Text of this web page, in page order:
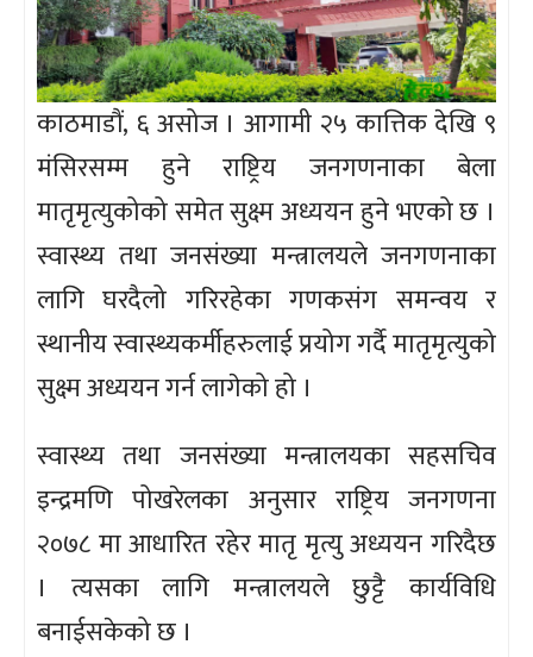
काठमाडौं, ६ असोज । आगामी २५ कात्तिक देखि ९
मंसिरसम्म हुने राष्ट्रिय जनगणनाका बेला
मातृमृत्युकोको समेत सुक्ष्म अध्ययन हुने भएको छ ।
स्वास्थ्य तथा जनसंख्या मन्त्रालयले जनगणनाका
लागि घरदैलो गरिरहेका गणकसंग समन्वय र
स्थानीय स्वास्थ्यकर्मीहरुलाई प्रयोग गर्दै मातृमृत्युको
सुक्ष्म अध्ययन गर्न लागेको हो ।
स्वास्थ्य तथा जनसंख्या मन्त्रालयका सहसचिव
इन्द्रमणि पोखरेलका अनुसार राष्ट्रिय जनगणना
२०७८ मा आधारित रहेर मातृ मृत्यु अध्ययन गरिदैछ
। त्यसका लागि मन्त्रालयले छुट्टै कार्यविधि
बनाईसकेको छ ।